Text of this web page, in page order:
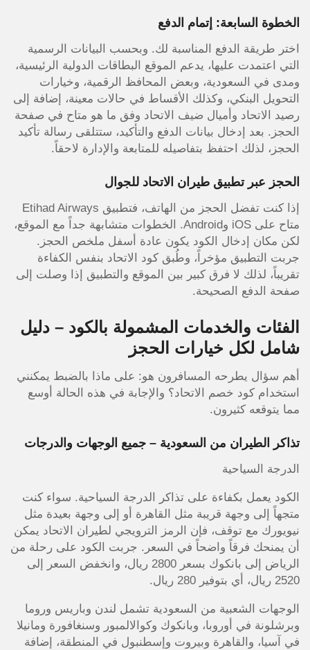
الخطوة السابعة: إتمام الدفع
اختر طريقة الدفع المناسبة لك. وبحسب البيانات الرسمية
التي اعتمدت عليها، يدعم الموقع البطاقات الدولية الرئيسية،
ومدى في السعودية، وبعض المحافظ الرقمية، وخيارات
التحويل البنكي، وكذلك الأقساط في حالات معينة، إضافة إلى
رصيد الاتحاد وأميال ضيف الاتحاد وفق ما هو متاح في صفحة
الحجز. بعد إدخال بيانات الدفع والتأكيد، ستتلقى رسالة تأكيد
الحجز، لذلك احتفظ بتفاصيله للمتابعة والإدارة لاحقاً.
الحجز عبر تطبيق طيران الاتحاد للجوال
إذا كنت تفضل الحجز من الهاتف، فتطبيق Etihad Airways
متاح على iOS وAndroid. الخطوات متشابهة جداً مع الموقع،
لكن مكان إدخال الكود يكون عادة أسفل ملخص الحجز.
جربت التطبيق مؤخراً، وطُبق كود الاتحاد بنفس الكفاءة
تقريباً، لذلك لا فرق كبير بين الموقع والتطبيق إذا وصلت إلى
صفحة الدفع الصحيحة.
الفئات والخدمات المشمولة بالكود – دليل
شامل لكل خيارات الحجز
أهم سؤال يطرحه المسافرون هو: على ماذا بالضبط يمكنني
استخدام كود خصم الاتحاد؟ والإجابة في هذه الحالة أوسع
مما يتوقعه كثيرون.
تذاكر الطيران من السعودية – جميع الوجهات والدرجات
الدرجة السياحية
الكود يعمل بكفاءة على تذاكر الدرجة السياحية. سواء كنت
متجهاً إلى وجهة قريبة مثل القاهرة أو إلى وجهة بعيدة مثل
نيويورك مع توقف، فإن الرمز الترويجي لطيران الاتحاد يمكن
أن يمنحك فرقاً واضحاً في السعر. جربت الكود على رحلة من
الرياض إلى بانكوك بسعر 2800 ريال، وانخفض السعر إلى
2520 ريال، أي بتوفير 280 ريال.
الوجهات الشعبية من السعودية تشمل لندن وباريس وروما
وبرشلونة في أوروبا، وبانكوك وكوالالمبور وسنغافورة ومانيلا
في آسيا، والقاهرة وبيروت وإسطنبول في المنطقة، إضافة